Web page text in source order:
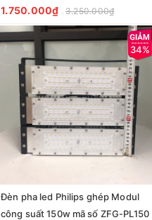
ZALAA
1.750.000₫ 3.250.000₫
34%
Đèn pha led Philips ghép Modul
công suất 150w mã số ZFG-PL150